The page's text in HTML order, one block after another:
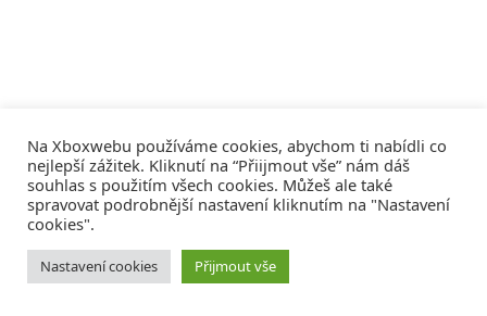
Tvorba webů a sociální služby
Reklama – Inzerce –
Na Xboxwebu používáme cookies, abychom ti nabídli co
nejlepší zážitek. Kliknutí na “Přiijmout vše” nám dáš
souhlas s použitím všech cookies. Můžeš ale také
spravovat podrobnější nastavení kliknutím na "Nastavení
cookies".
Nastavení cookies Přijmout vše